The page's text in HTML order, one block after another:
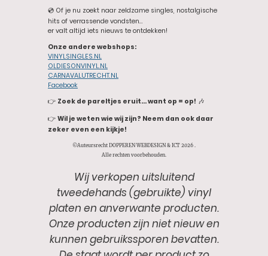
💿 Of je nu zoekt naar zeldzame singles, nostalgische
hits of verrassende vondsten…
er valt altijd iets nieuws te ontdekken!
Onze andere webshops:
VINYLSINGLES.NL
OLDIESONVINYL.NL
CARNAVALUTRECHT.NL
Facebook
👉 Zoek de pareltjes eruit… want op = op! 🎶
👉 Wil je weten wie wij zijn? Neem dan ook daar
zeker even een kijkje!
©Auteursrecht DOPPEREN WEBDESIGN & ICT 2026 .
Alle rechten voorbehouden.
Wij verkopen uitsluitend
tweedehands (gebruikte) vinyl
platen en anverwante producten.
Onze producten zijn niet nieuw en
kunnen gebruikssporen bevatten.